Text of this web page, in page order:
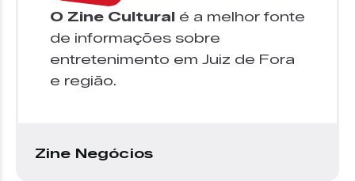
O Zine Cultural é a melhor fonte
de informações sobre
entretenimento em Juiz de Fora
e região.
Zine Negócios